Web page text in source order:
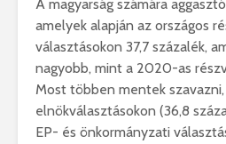
A magyarság számára
amelyek alapján az országos
választásokon 37,7 százalék,
nagyobb, mint a 2020-as
Most többen mentek
elnökválasztásokon (36,8
EP- és önkormányzati